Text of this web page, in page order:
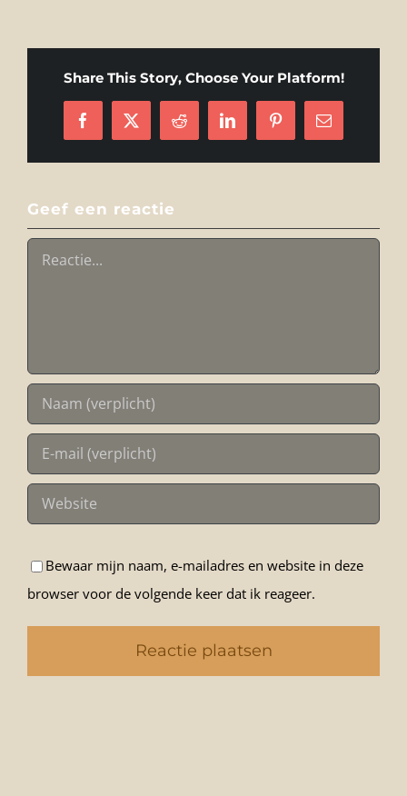
Share This Story, Choose Your Platform!
Facebook
X Reddit LinkedInPinterest
E-
mail
Geef een reactie
Reactie
Bewaar mijn naam, e-mailadres en website in deze
browser voor de volgende keer dat ik reageer.